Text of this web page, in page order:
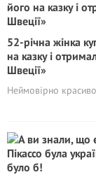
52-річна жінка
на казку і
Швеції»
Неймовірно